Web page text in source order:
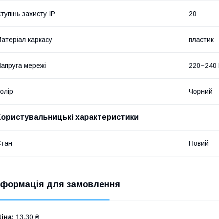
захисту IP 20
каркасу пластик
мережі 220~240
Чорний
характеристики
Новий
для замовлення
13,30 ₴